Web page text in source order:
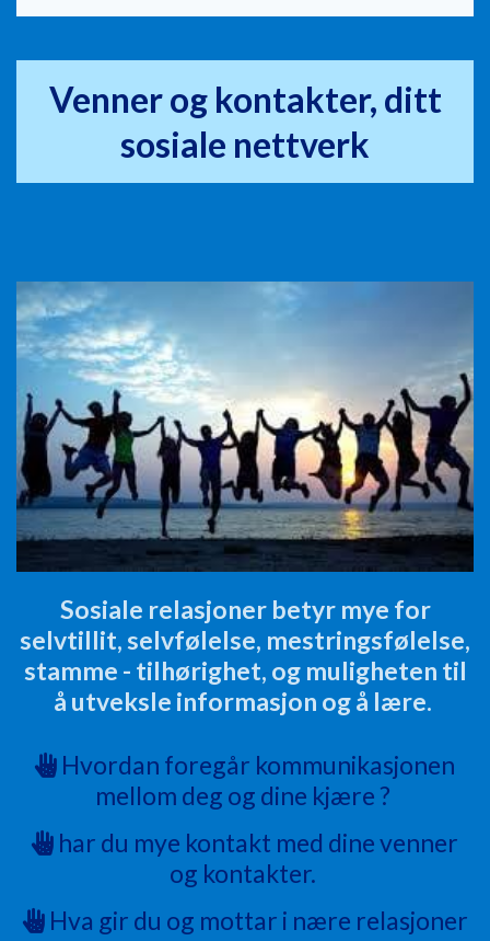
Venner og kontakter, ditt
sosiale nettverk
Sosiale relasjoner betyr mye for
selvtillit, selvfølelse, mestringsfølelse,
stamme - tilhørighet, og muligheten til
å utveksle informasjon og å lære.
Hvordan foregår kommunikasjonen
mellom deg og dine kjære ?
har du mye kontakt med dine venner
og kontakter.
Hva gir du og mottar i nære relasjoner